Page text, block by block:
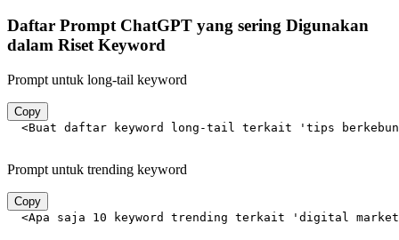
Daftar Prompt ChatGPT yang sering Digunakan
dalam Riset Keyword
Prompt untuk long-tail keyword
Copy
<Buat daftar keyword long-tail terkait 'tips
Prompt untuk trending keyword
Copy
<Apa saja 10 keyword trending terkait 'digital